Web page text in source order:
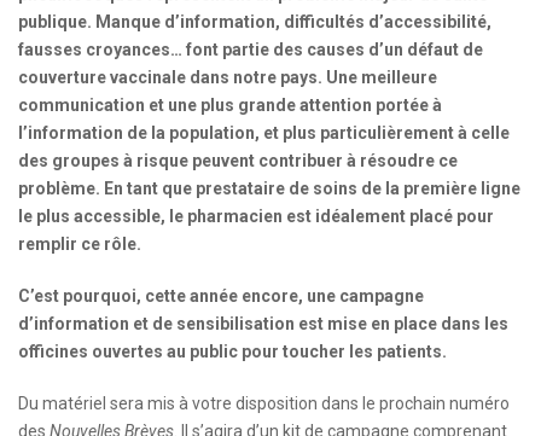
publique. Manque d’information, difficultés d’accessibilité,
fausses croyances… font partie des causes d’un défaut de
couverture vaccinale dans notre pays. Une meilleure
communication et une plus grande attention portée à
l’information de la population, et plus particulièrement à celle
des groupes à risque peuvent contribuer à résoudre ce
problème. En tant que prestataire de soins de la première ligne
le plus accessible, le pharmacien est idéalement placé pour
remplir ce rôle.
C’est pourquoi, cette année encore, une campagne
d’information et de sensibilisation est mise en place dans les
officines ouvertes au public pour toucher les patients.
Du matériel sera mis à votre disposition dans le prochain numéro
des Nouvelles Brèves . Il s’agira d’un kit de campagne comprenant